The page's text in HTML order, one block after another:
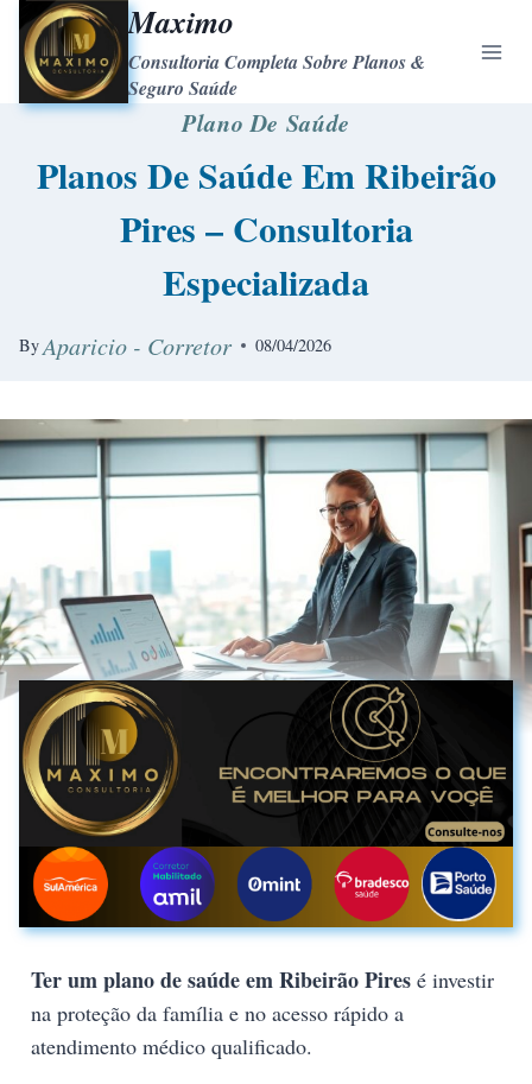
Maximo
Consultoria Completa Sobre Planos &
Seguro Saúde
Plano De Saúde
Planos De Saúde Em Ribeirão
Pires – Consultoria
Especializada
ByAparicio - Corretor 08/04/2026
Ter um plano de saúde em Ribeirão Pires é investir
na proteção da família e no acesso rápido a
atendimento médico qualificado.